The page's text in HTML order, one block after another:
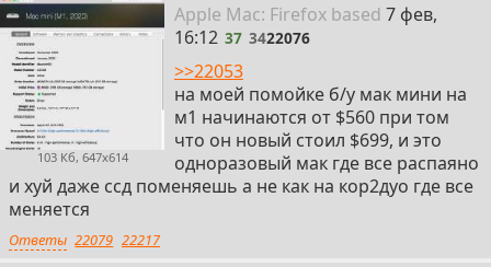
103 Кб, 647x614
Apple Mac: Firefoxbased 37
7 фев,
16:12 37 3422076
>>22053
на моей помойке б/у мак мини на
м1 начинаются от $560 при том
что он новый стоил $699, и это
одноразовый мак где все распаяно
и хуй даже ссд поменяешь а не как на кор2дуо где все
меняется
Ответы 22079 22217